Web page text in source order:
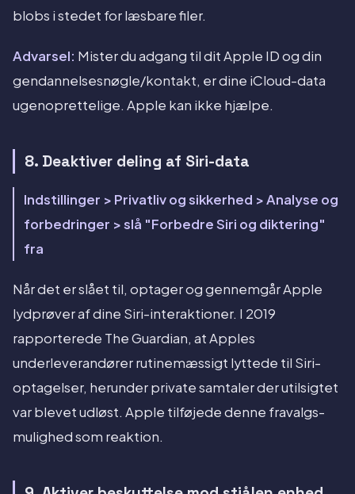
blobs i stedet for læsbare filer.
Advarsel: Mister du adgang til dit Apple ID og din
gendannelsesnøgle/kontakt, er dine iCloud-data
ugenoprettelige. Apple kan ikke hjælpe.
8. Deaktiver deling af Siri-data
Indstillinger > Privatliv og sikkerhed > Analyse og
forbedringer > slå "Forbedre Siri og diktering"
fra
Når det er slået til, optager og gennemgår Apple
lydprøver af dine Siri-interaktioner. I 2019
rapporterede The Guardian, at Apples
underleverandører rutinemæssigt lyttede til Siri-
optagelser, herunder private samtaler der utilsigtet
var blevet udløst. Apple tilføjede denne fravalgs-
mulighed som reaktion.